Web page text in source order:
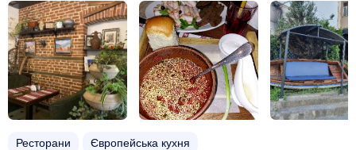
Ресторани Європейська кухня